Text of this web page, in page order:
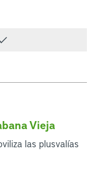
Vieja
las plusvalías